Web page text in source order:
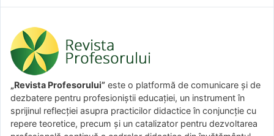
„Revista Profesorului” este o platformă de comunicare și de
dezbatere pentru profesioniștii educației, un instrument în
sprijinul reflecției asupra practicilor didactice în conjuncție cu
repere teoretice, precum și un catalizator pentru dezvoltarea